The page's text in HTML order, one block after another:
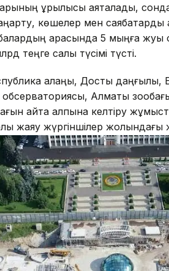
құрылысы аяқталады,
көшелер мен
арқасында 5 мыңға
теңге салық түсімі түсті.
алаңы, Достық даңғылы,
Алматы
қайта қалпына келтіру
жаяу жүргіншілер жолындағы